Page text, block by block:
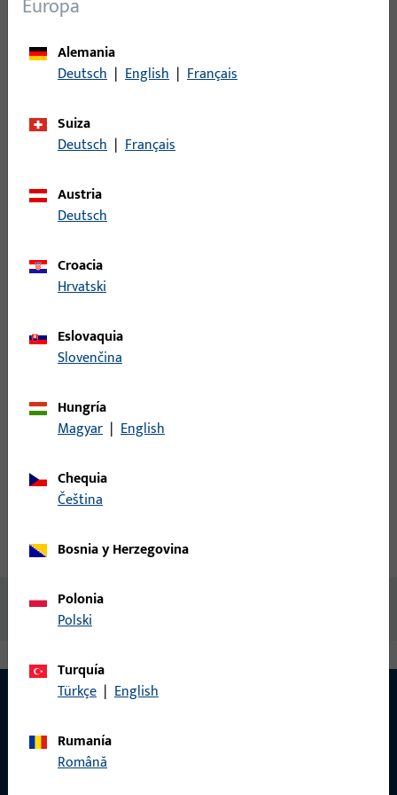
Tipo de producto
Peso bruto
Unidad de pedido mínima
Registro
información de precio o para pedir el artículo
Descripción del producto
Datos técnicos
No hay contenido disponible
CONTACTO
Europa
Alemania
Deutsch | English | Français
Suiza
Deutsch | Français
Austria
Deutsch
Croacia
Hrvatski
Eslovaquia
Slovenčina
Hungría
Magyar | English
Chequia
čeština
Bosnia y Herzegovina
Polonia
Polski
Turquía
Türkçe | English
Rumanía
Română